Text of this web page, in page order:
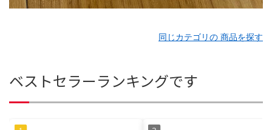
同じカテゴリの 商品を探す
ベストセラーランキングです